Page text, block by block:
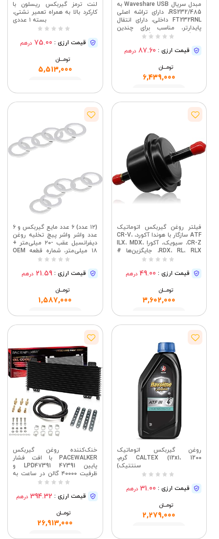
مبدل سریال Waveshare USB به
RS232/485، دارای تراشه اصلی
FT232RNL داخلی، دارای انتقال
پایدارتر، مناسب برای چندین
دستگاه، سازگار با
1/8/7 و غیره
قیمت ارزی : 87.60 درهم
تومــــــان
6,439,000
مشاهده
لنت ترمز گیربکس ریسلون با
کارکرد بالا به همراه تعمیر نشتی،
بسته ۱ عددی
قیمت ارزی : 75.00 درهم
تومــــــان
5,513,000
فیلتر روغن گیربکس اتوماتیک
ATF سازگار با هوندا آکورد، CR-V،
CR-Z، سیویک، آکورا ILX، MDX،
RDX، RL، RLX، جایگزین‌ها #
25430-PLR-003، 044-0382،
قیمت ارزی : 49.00 درهم
تومــــــان
3,602,000
مشاهده
(۱۲ عدد) ۶ عدد مایع گیربکس و ۶
عدد واشر واشر پیچ تخلیه روغن
دیفرانسیل عقب -۲۰ میلی‌متر +
۱۸ میلی‌متر، شماره قطعه OEM
آکورا سیویک آکورد اودیسه فی-
قیمت ارزی : 21.59 درهم
تومــــــان
1,587,000
مشاهده
روغن گیربکس اتوماتیک
CALTEX (12x1، 1200 گرم،
سنتتیک)
قیمت ارزی : 31.00 درهم
تومــــــان
2,279,000
خنک‌کننده روغن گیربکس
PACEWALKER با افت فشار
پایین LPD47391 47391 و
ظرفیت ۴۰۰۰۰ گالن در ساعت به
همراه قطعات نصب (نسخه ارتقا
قیمت ارزی : 394.32 درهم
تومــــــان
26,913,000